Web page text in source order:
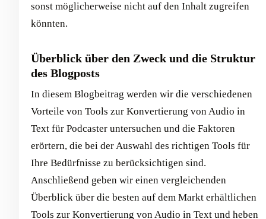
sonst möglicherweise nicht auf den Inhalt zugreifen
könnten.
Überblick über den Zweck und die Struktur
des Blogposts
In diesem Blogbeitrag werden wir die verschiedenen
Vorteile von Tools zur Konvertierung von Audio in
Text für Podcaster untersuchen und die Faktoren
erörtern, die bei der Auswahl des richtigen Tools für
Ihre Bedürfnisse zu berücksichtigen sind.
Anschließend geben wir einen vergleichenden
Überblick über die besten auf dem Markt erhältlichen
Tools zur Konvertierung von Audio in Text und heben